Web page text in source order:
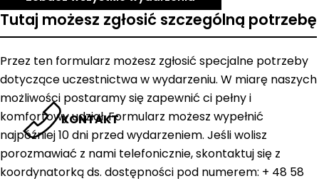
KONTAKT
Tutaj możesz zgłosić szczególną potrzebę
Przez ten formularz możesz zgłosić specjalne potrzeby
dotyczące uczestnictwa w wydarzeniu. W miarę naszych
możliwości postaramy się zapewnić ci pełny i
komfortowy udział. Formularz możesz wypełnić
najpóźniej 10 dni przed wydarzeniem. Jeśli wolisz
porozmawiać z nami telefonicznie, skontaktuj się z
koordynatorką ds. dostępności pod numerem: + 48 58